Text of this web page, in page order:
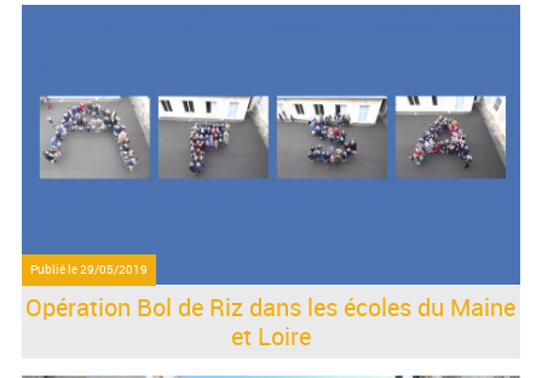
Publié le29/05/2019
Opération Bol de Riz dans les écoles du Maine
et Loire